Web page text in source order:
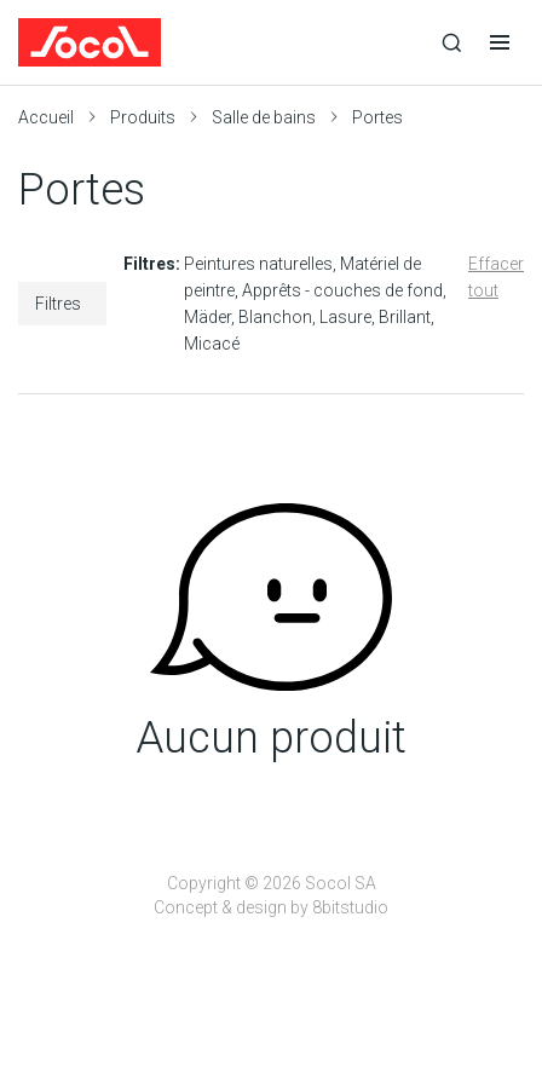
recherche
recherche
navigation
Accueil Produits Salle de bains Portes
Portes
Filtres
Filtres: Peintures naturelles Matériel de
peintre Apprêts - couches de fond
Mäder Blanchon Lasure Brillant
Micacé
Effacer
tout
Aucun produit
Copyright © 2026 Socol SA
Concept & design by 8bitstudio